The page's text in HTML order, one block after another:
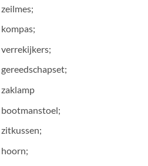
zeilmes;
kompas;
verrekijkers;
gereedschapset;
zaklamp
bootmanstoel;
zitkussen;
hoorn;